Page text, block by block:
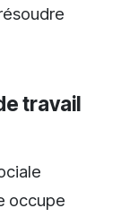
travail
occupe